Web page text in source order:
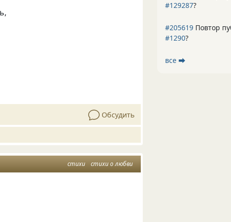
Обсудить
стихи стихи о любви
#129287?
#205619 Повтор
#1290?
все ⮕